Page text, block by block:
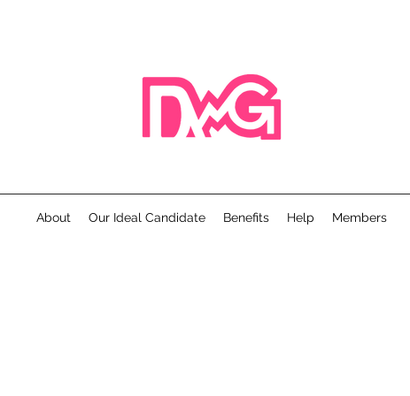
About Our Ideal Candidate Benefits Help Members